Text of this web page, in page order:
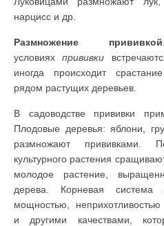
нарцисс и др.
Размножение прививкой
условиях прививки
иногда происходит
рядом растущих деревьев.
В садоводстве прививки
Плодовые деревья: яблони,
размножают прививками.
культурного растения
молодое растение,
дерева. Корневая система
мощностью,
и другими качествами,